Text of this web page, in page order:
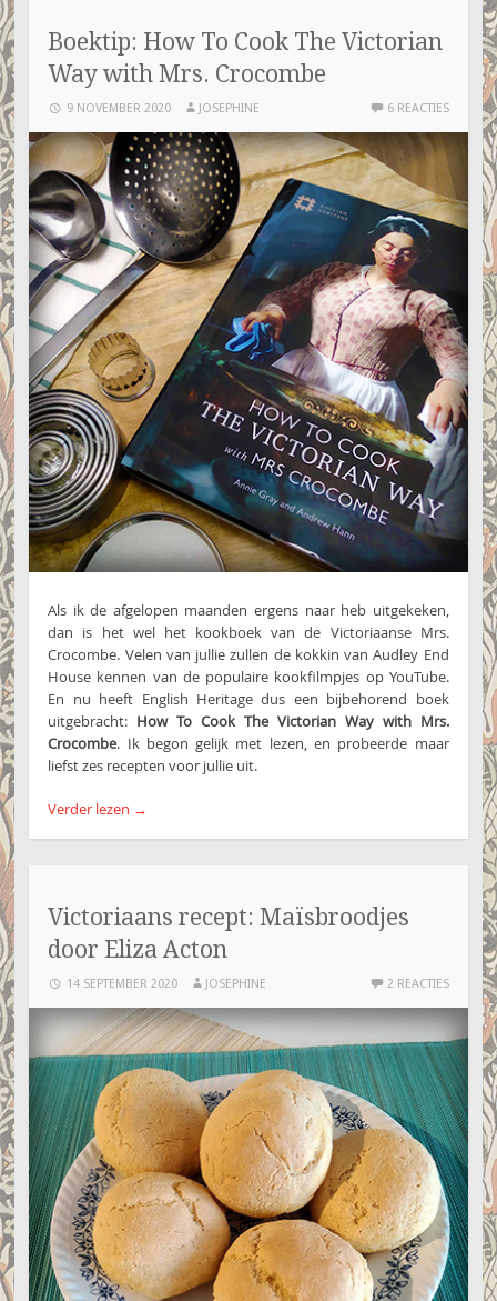
Boektip: How To Cook The Victorian
Way with Mrs. Crocombe
9 NOVEMBER 2020 JOSEPHINE 6 REACTIES
Als ik de afgelopen maanden ergens naar heb uitgekeken,
dan is het wel het kookboek van de Victoriaanse Mrs.
Crocombe. Velen van jullie zullen de kokkin van Audley End
House kennen van de populaire kookfilmpjes op YouTube.
En nu heeft English Heritage dus een bijbehorend boek
uitgebracht: How To Cook The Victorian Way with Mrs.
Crocombe. Ik begon gelijk met lezen, en probeerde maar
liefst zes recepten voor jullie uit.
Verder lezen →
Victoriaans recept: Maïsbroodjes
door Eliza Acton
14 SEPTEMBER 2020 JOSEPHINE 2 REACTIES